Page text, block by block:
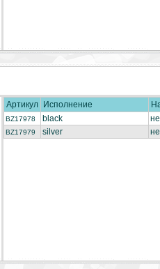
Артикул
Исполнение
BZ17978 black
BZ17979 silver